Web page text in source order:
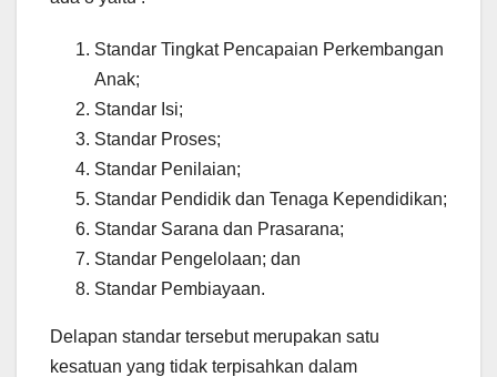
Standar Tingkat Pencapaian Perkembangan
Anak;
Standar Isi;
Standar Proses;
Standar Penilaian;
Standar Pendidik dan Tenaga Kependidikan;
Standar Sarana dan Prasarana;
Standar Pengelolaan; dan
Standar Pembiayaan.
Delapan standar tersebut merupakan satu
kesatuan yang tidak terpisahkan dalam